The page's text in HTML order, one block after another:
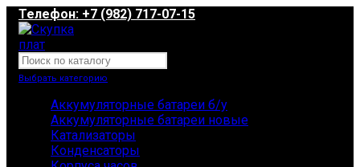
Телефон: +7 (982) 717-07-15
Выбрать категорию
Аккумуляторные батареи б/у
Аккумуляторные батареи новые
Катализаторы
Конденсаторы